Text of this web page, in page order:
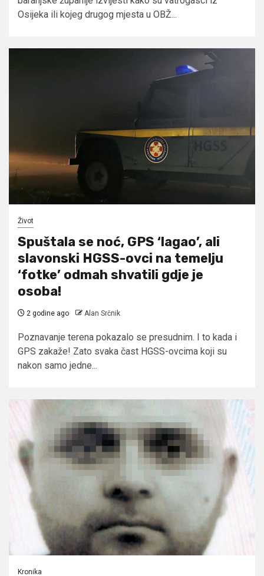
Osijeka ili kojeg drugog mjesta u OBŽ...
Život
Spuštala se noć, GPS ‘lagao’, ali
slavonski HGSS-ovci na temelju
‘fotke’ odmah shvatili gdje je
osoba!
2 godine ago Alan Srčnik
Poznavanje terena pokazalo se presudnim. I to kada i
GPS zakaže! Zato svaka čast HGSS-ovcima koji su
nakon samo jedne...
Kronika